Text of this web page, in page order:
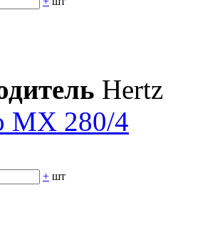
Hertz
MX 280/4
+ шт